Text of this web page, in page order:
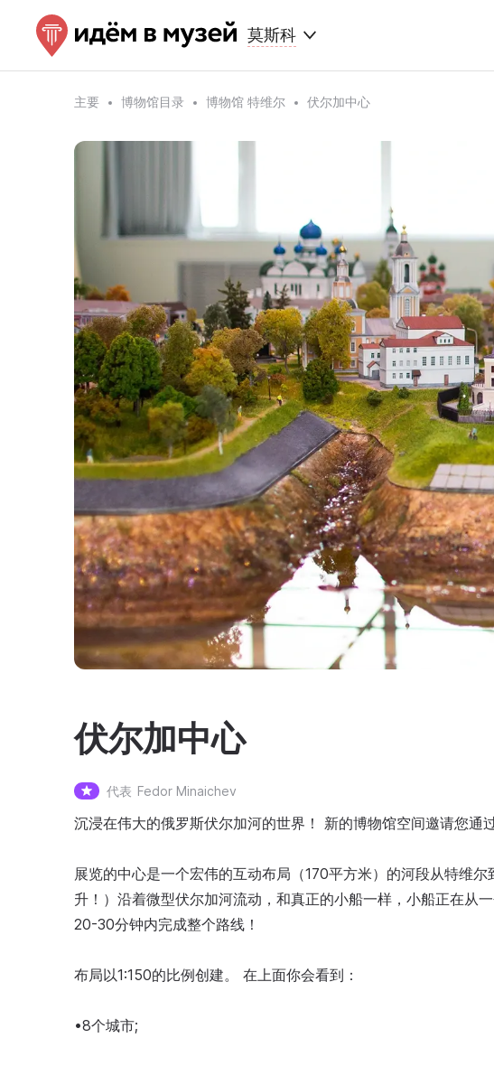
莫斯科
主要 博物馆目录 博物馆 特维尔 伏尔加中心
伏尔加中心
代表 Fedor Minaichev
沉浸在伟大的俄罗斯伏尔加河的世界！ 新的博物馆空间邀请您通
展览的中心是一个宏伟的互动布局（170平方米）的河段从特维
升！）沿着微型伏尔加河流动，和真正的小船一样，小船正在从
20-30分钟内完成整个路线！
布局以1:150的比例创建。 在上面你会看到：
•8个城市;